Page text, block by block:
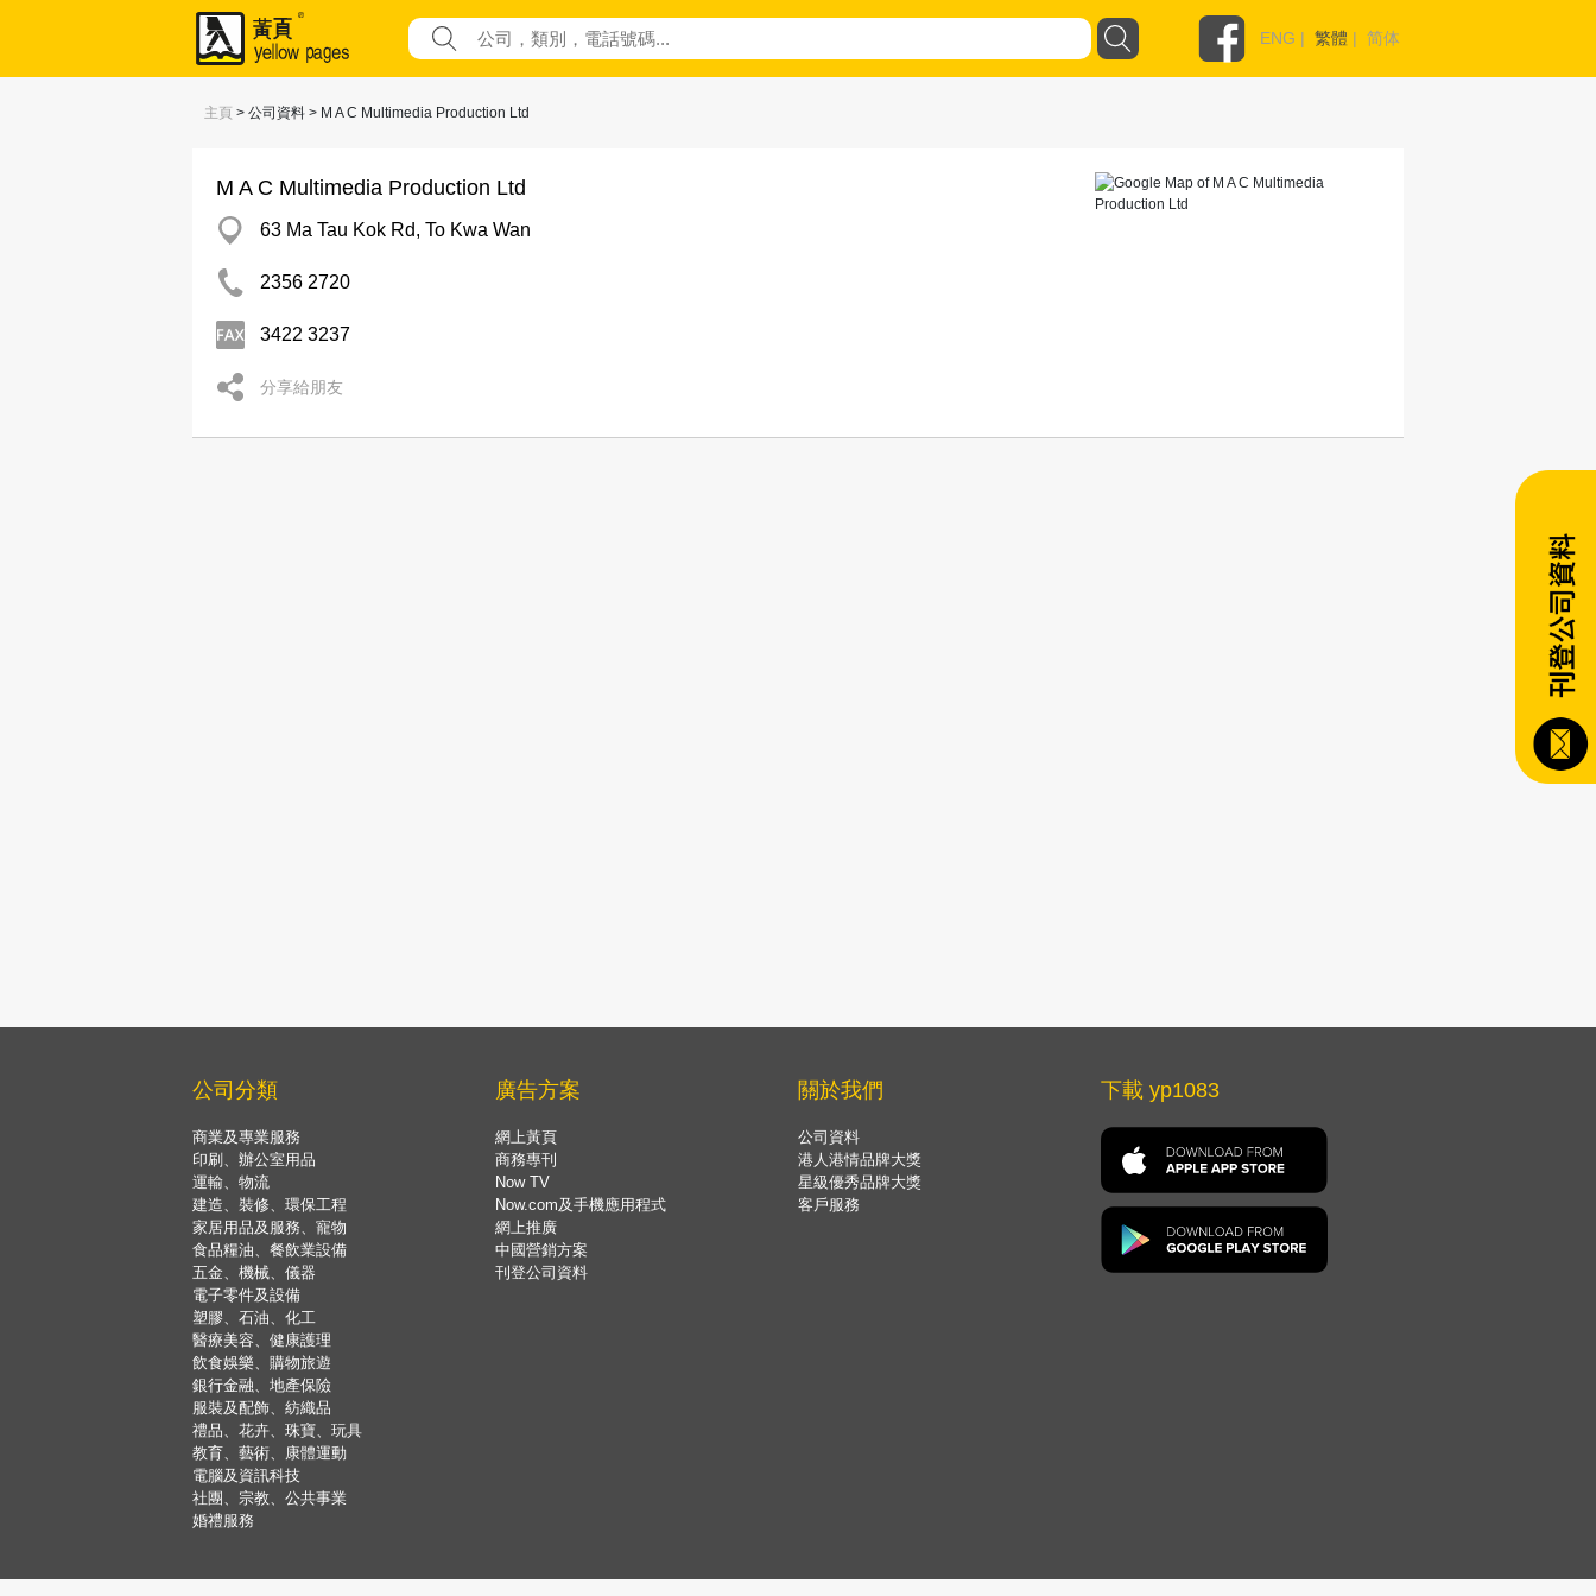
ENG | 繁體 | 简体
主頁 > 公司資料 > M A C Multimedia Production Ltd
M A C Multimedia Production Ltd
63 Ma Tau Kok Rd, To Kwa Wan
2356 2720
3422 3237
分享給朋友
公司分類
商業及專業服務
印刷、辦公室用品
運輸、物流
建造、裝修、環保工程
家居用品及服務、寵物
食品糧油、餐飲業設備
五金、機械、儀器
電子零件及設備
塑膠、石油、化工
醫療美容、健康護理
飲食娛樂、購物旅遊
銀行金融、地產保險
服裝及配飾、紡織品
禮品、花卉、珠寶、玩具
教育、藝術、康體運動
電腦及資訊科技
社團、宗教、公共事業
婚禮服務
廣告方案
網上黃頁
商務專刊
Now TV
Now.com及手機應用程式
網上推廣
中國營銷方案
刊登公司資料
關於我們
公司資料
港人港情品牌大獎
星級優秀品牌大獎
客戶服務
下載 yp1083